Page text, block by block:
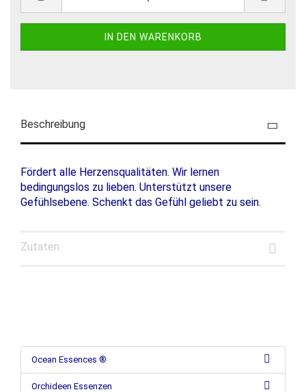
Beschreibung
Fördert alle Herzensqualitäten. Wir lernen
bedingungslos zu lieben. Unterstützt unsere
Gefühlsebene. Schenkt das Gefühl geliebt zu sein.
Zutaten
Ocean Essences ®
Orchideen Essenzen